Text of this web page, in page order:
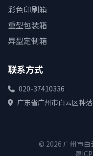
彩色印刷箱
重型包装箱
异型定制箱
联系方式
020-37410336
广东省广州市白云区钟
© 2026 广州市白
粤